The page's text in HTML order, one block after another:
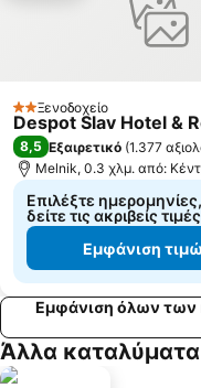
2 Αστέρια
Ξενοδοχείο
Despot Slav Hotel &
8,5 Εξαιρετικό (1.377
Melnik, 0.3 χλμ. από:
Επιλέξτε
δείτε τις ακριβείς τιμές
Εμφάνιση
Εμφάνιση όλων των
Άλλα